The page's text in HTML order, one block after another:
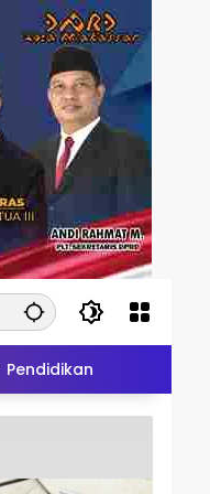
Pendidikan